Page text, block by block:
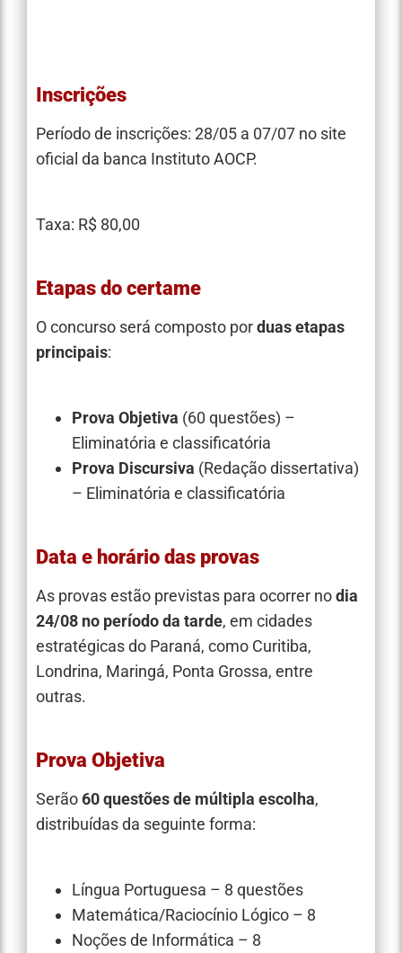
Inscrições
Período de inscrições: 28/05 a 07/07 no site
oficial da banca Instituto AOCP.
Taxa: R$ 80,00
Etapas do certame
O concurso será composto porduas etapas
principais:
Prova Objetiva (60 questões) –
Eliminatória e classificatória
Prova Discursiva (Redação dissertativa)
– Eliminatória e classificatória
Data e horário das provas
As provas estão previstas para ocorrer nodia
24/08 no período da tarde, em cidades
estratégicas do Paraná, como Curitiba,
Londrina, Maringá, Ponta Grossa, entre
outras.
Prova Objetiva
Serão60 questões de múltipla escolha,
distribuídas da seguinte forma:
Língua Portuguesa – 8 questões
Matemática/Raciocínio Lógico – 8
Noções de Informática – 8